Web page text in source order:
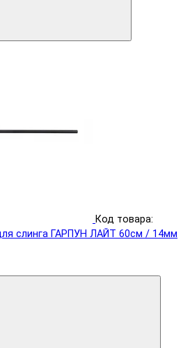
Код товара:
слинга ГАРПУН ЛАЙТ 60см / 14мм